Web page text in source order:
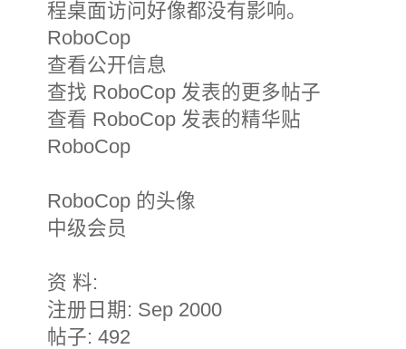
程桌面访问好像都没有影响。
RoboCop
查看公开信息
查找 RoboCop 发表的更多帖子
查看 RoboCop 发表的精华贴
RoboCop
RoboCop 的头像
中级会员
资 料:
注册日期: Sep 2000
帖子: 492